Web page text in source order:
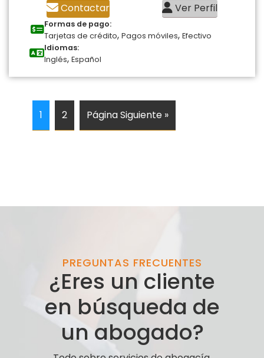
Contactar
Ver Perfil
Formas de pago:
Tarjetas de crédito, Pagos móviles, Efectivo
Idiomas:
Inglés, Español
1 2 Página Siguiente »
PREGUNTAS FRECUENTES
¿Eres un cliente
en búsqueda de
un abogado?